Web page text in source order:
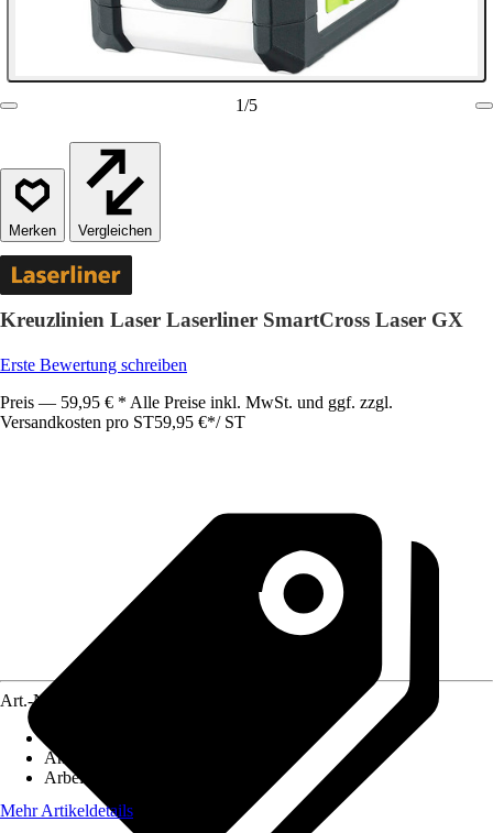
1/5
Vergleichen
Kreuzlinien Laser Laserliner SmartCross Laser GX
Erste Bewertung schreiben
Preis — 59,95 € * Alle Preise inkl. MwSt. und ggf. zzgl.
Versandkosten pro ST59,95 €*/ ST
Art.-Nr.
Anwendung
Arbeitsbereich
Mehr Artikeldetails